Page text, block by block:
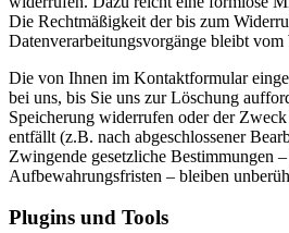
Die Rechtmäßigkeit der bis zum
Datenverarbeitungsvorgänge bleibt
Die von Ihnen im Kontaktformular
bei uns, bis Sie uns zur Löschung
Speicherung widerrufen oder der
entfällt (z.B. nach abgeschlossener
Zwingende gesetzliche Bestimmungen
Aufbewahrungsfristen – bleiben
Plugins und Tools